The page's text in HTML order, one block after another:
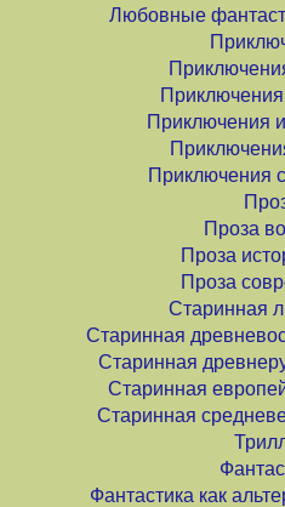
Любовные
Приключения
Приключения
Проза
Проза
Проза
Старинная
Старинная
Старинная
Старинная
Старинная
Фантастика как